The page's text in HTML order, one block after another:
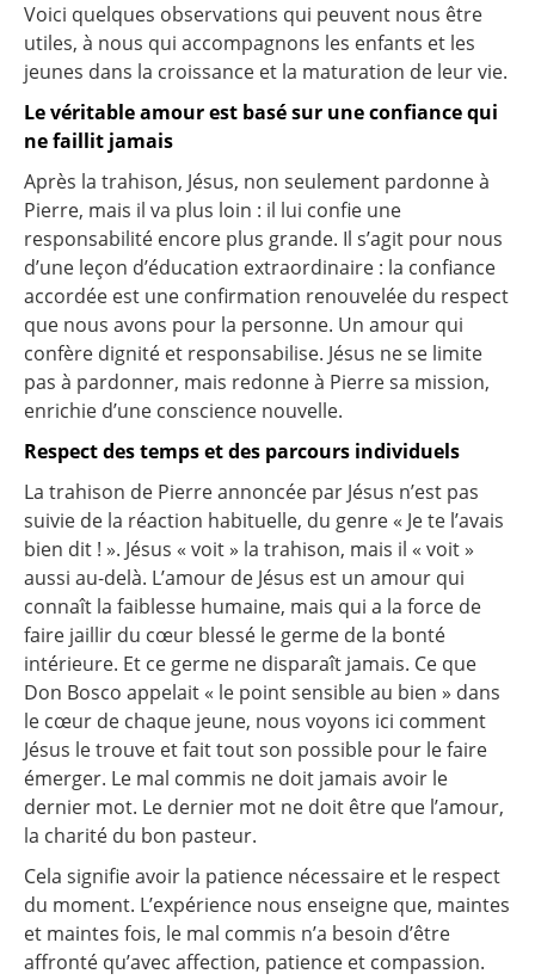
Voici quelques observations qui peuvent nous être
utiles, à nous qui accompagnons les enfants et les
jeunes dans la croissance et la maturation de leur vie.
Le véritable amour est basé sur une confiance qui
ne faillit jamais
Après la trahison, Jésus, non seulement pardonne à
Pierre, mais il va plus loin : il lui confie une
responsabilité encore plus grande. Il s’agit pour nous
d’une leçon d’éducation extraordinaire : la confiance
accordée est une confirmation renouvelée du respect
que nous avons pour la personne. Un amour qui
confère dignité et responsabilise. Jésus ne se limite
pas à pardonner, mais redonne à Pierre sa mission,
enrichie d’une conscience nouvelle.
Respect des temps et des parcours individuels
La trahison de Pierre annoncée par Jésus n’est pas
suivie de la réaction habituelle, du genre « Je te l’avais
bien dit ! ». Jésus « voit » la trahison, mais il « voit »
aussi au-delà. L’amour de Jésus est un amour qui
connaît la faiblesse humaine, mais qui a la force de
faire jaillir du cœur blessé le germe de la bonté
intérieure. Et ce germe ne disparaît jamais. Ce que
Don Bosco appelait « le point sensible au bien » dans
le cœur de chaque jeune, nous voyons ici comment
Jésus le trouve et fait tout son possible pour le faire
émerger. Le mal commis ne doit jamais avoir le
dernier mot. Le dernier mot ne doit être que l’amour,
la charité du bon pasteur.
Cela signifie avoir la patience nécessaire et le respect
du moment. L’expérience nous enseigne que, maintes
et maintes fois, le mal commis n’a besoin d’être
affronté qu’avec affection, patience et compassion.